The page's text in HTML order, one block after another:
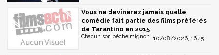
Vous ne devinerez jamais quelle
comédie fait partie des films préférés
de Tarantino en 2015
10/08/2026, 16:45
Chacun son péché mignon